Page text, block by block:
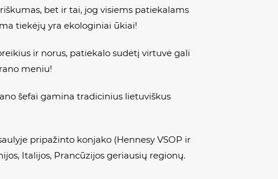
bet ir tai, jog visiems patiekalams
tiekėjų yra ekologiniai ūkiai!
ir norus, patiekalo sudėtį virtuvė gali
meniu!
šefai gamina tradicinius lietuviškus
pripažinto konjako (Hennesy VSOP ir
Italijos, Prancūzijos geriausių regionų.